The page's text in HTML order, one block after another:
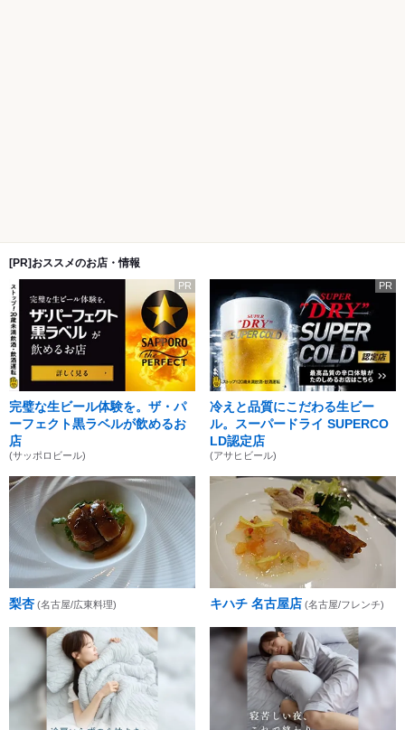
[PR]おススメのお店・情報
PR
完璧な生ビール体験を。ザ・パ
ーフェクト黒ラベルが飲めるお
店
(サッポロビール)
PR
冷えと品質にこだわる生ビー
ル。スーパードライ SUPERCO
LD認定店
(アサヒビール)
梨杏 (名古屋/広東料理) キハチ 名古屋店 (名古屋/フレンチ)